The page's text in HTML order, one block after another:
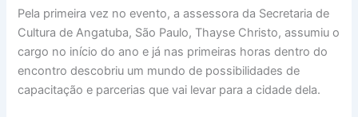
Pela primeira vez no evento, a assessora da Secretaria de
Cultura de Angatuba, São Paulo, Thayse Christo, assumiu o
cargo no início do ano e já nas primeiras horas dentro do
encontro descobriu um mundo de possibilidades de
capacitação e parcerias que vai levar para a cidade dela.